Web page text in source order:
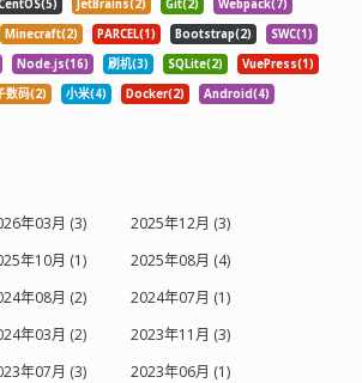
JetBrains(2) Git(2)
Webpack(7)
Minecraft(2) PARCEL(1) Bootstrap(2)
SWC(1)
Node.js(16) 刷机(3) SQLite(2)
VuePress(1)
数码(2) 小米(4) Docker(2) Android(4)
年03月 (3)
2025年12月 (3)
年10月 (1)
2025年08月 (4)
年08月 (2)
2024年07月 (1)
年03月 (2)
2023年11月 (3)
年07月 (3)
2023年06月 (1)